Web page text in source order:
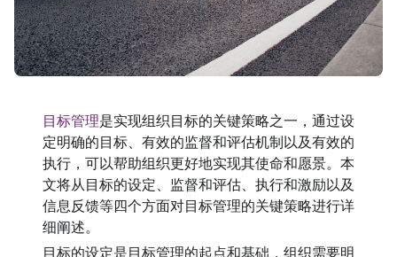
目标管理是实现组织目标的关键策略之一，通过设
定明确的目标、有效的监督和评估机制以及有效的
执行，可以帮助组织更好地实现其使命和愿景。本
文将从目标的设定、监督和评估、执行和激励以及
信息反馈等四个方面对目标管理的关键策略进行详
细阐述。
目标的设定是目标管理的起点和基础，组织需要明